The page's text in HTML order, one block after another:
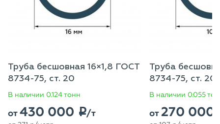
Труба бесшовная 16×1,8 ГОСТ
8734-75, ст. 20
В наличии 0.124 тонн
от430 000 p/т
Труба
8734-75, ст. 20
В наличии 0.055
от 270 000